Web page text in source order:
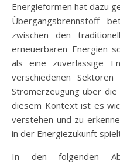
Energieformen hat dazu
Übergangsbrennstoff
zwischen den
erneuerbaren Energien
als eine zuverlässige
verschiedenen
Stromerzeugung über
diesem Kontext ist es
verstehen und zu
in der Energiezukunft
In den folgenden